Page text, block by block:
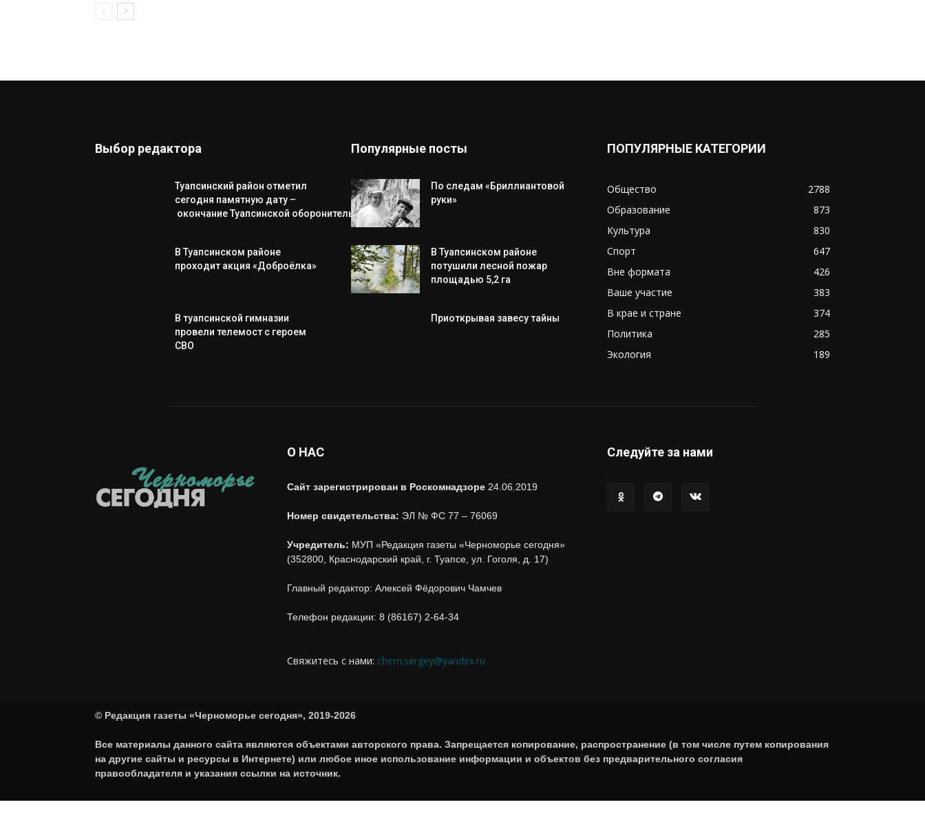
Выбор редактора
Туапсинский район отметил
сегодня памятную дату –
окончание Туапсинской оборонительной операции
В Туапсинском районе
проходит акция «Доброёлка»
В туапсинской гимназии
провели телемост с героем
СВО
Популярные посты
По следам «Бриллиантовой
руки»
В Туапсинском районе
потушили лесной пожар
площадью 5,2 га
Приоткрывая завесу тайны
ПОПУЛЯРНЫЕ КАТЕГОРИИ
Общество
2788
Образование
873
Культура
830
Спорт
647
Вне формата
426
Ваше участие
383
В крае и стране
374
Политика
285
Экология
189
О НАС
Сайт зарегистрирован в Роскомнадзоре 24.06.2019
Номер свидетельства: ЭЛ № ФС 77 – 76069
Учредитель: МУП «Редакция газеты «Черноморье сегодня»
(352800, Краснодарский край, г. Туапсе, ул. Гоголя, д. 17)
Главный редактор: Алексей Фёдорович Чамчев
Телефон редакции: 8 (86167) 2-64-34
Свяжитесь с нами: chern.sergey@yandex.ru
Следуйте за нами
© Редакция газеты «Черноморье сегодня», 2019-2026
Все материалы данного сайта являются объектами авторского права. Запрещается копирование, распространение (в том числе путем копирования
на другие сайты и ресурсы в Интернете) или любое иное использование информации и объектов без предварительного согласия
правообладателя и указания ссылки на источник.